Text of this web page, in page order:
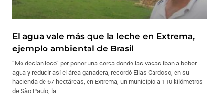
El agua vale más que la leche en Extrema,
ejemplo ambiental de Brasil
“Me decían loco” por poner una cerca donde las vacas iban a beber
agua y reducir así el área ganadera, recordó Elias Cardoso, en su
hacienda de 67 hectáreas, en Extrema, un municipio a 110 kilómetros
de São Paulo, la